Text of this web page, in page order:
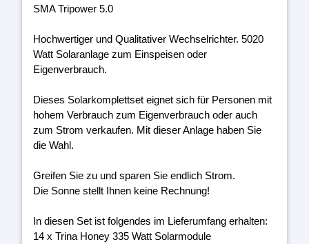
SMA Tripower 5.0
Hochwertiger und Qualitativer Wechselrichter. 5020
Watt Solaranlage zum Einspeisen oder
Eigenverbrauch.
Dieses Solarkomplettset eignet sich für Personen mit
hohem Verbrauch zum Eigenverbrauch oder auch
zum Strom verkaufen. Mit dieser Anlage haben Sie
die Wahl.
Greifen Sie zu und sparen Sie endlich Strom.
Die Sonne stellt Ihnen keine Rechnung!
In diesen Set ist folgendes im Lieferumfang erhalten:
14 x Trina Honey 335 Watt Solarmodule